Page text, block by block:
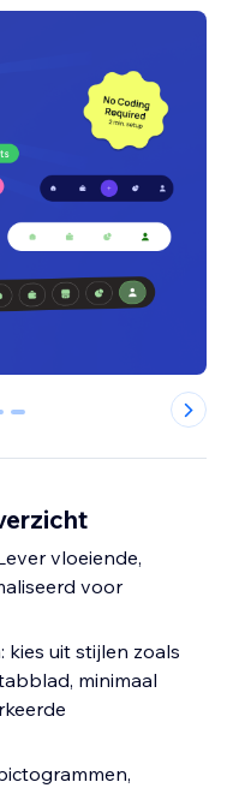
5
vloeiende,
voor
kies uit stijlen zoals
minimaal